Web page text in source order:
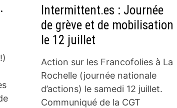
Intermittent.es : Journée
de grève et de mobilisation
le 12 juillet
Action sur les Francofolies à La
Rochelle (journée nationale
d’actions) le samedi 12 juillet.
Communiqué de la CGT